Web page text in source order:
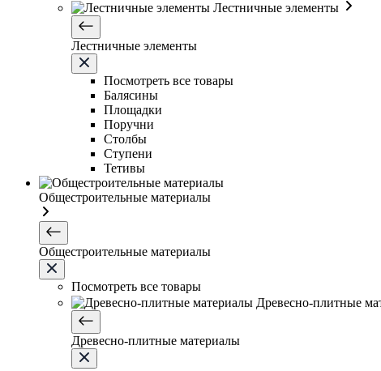
Лестничные элементы
Лестничные элементы
Посмотреть все товары
Балясины
Площадки
Поручни
Столбы
Ступени
Тетивы
Общестроительные материалы
Общестроительные материалы
Посмотреть все товары
Древесно-плитные
Древесно-плитные материалы